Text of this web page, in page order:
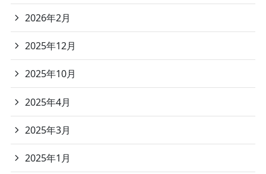
2026年2月
2025年12月
2025年10月
2025年4月
2025年3月
2025年1月